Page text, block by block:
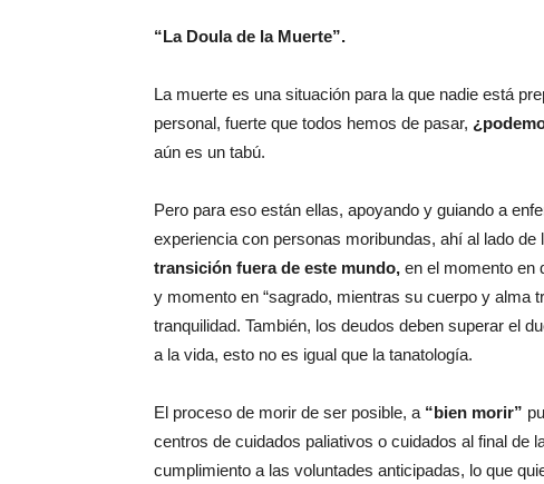
“La Doula de la Muerte”.
La muerte es una situación para la que nadie está
personal, fuerte que todos hemos de pasar,
aún es un tabú.
Pero para eso están ellas, apoyando y guiando a
experiencia con personas moribundas, ahí al lado de
transición fuera de este mundo, en el momento en
y momento en “sagrado, mientras su cuerpo y alma
tranquilidad. También, los deudos deben superar el
a la vida, esto no es igual que la tanatología.
El proceso de morir de ser posible, a “bien morir”
centros de cuidados paliativos o cuidados al final de
cumplimiento a las voluntades anticipadas, lo que